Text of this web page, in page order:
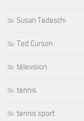
Susan Tedeschi
Ted Curson
télevision
tennis
tennis sport